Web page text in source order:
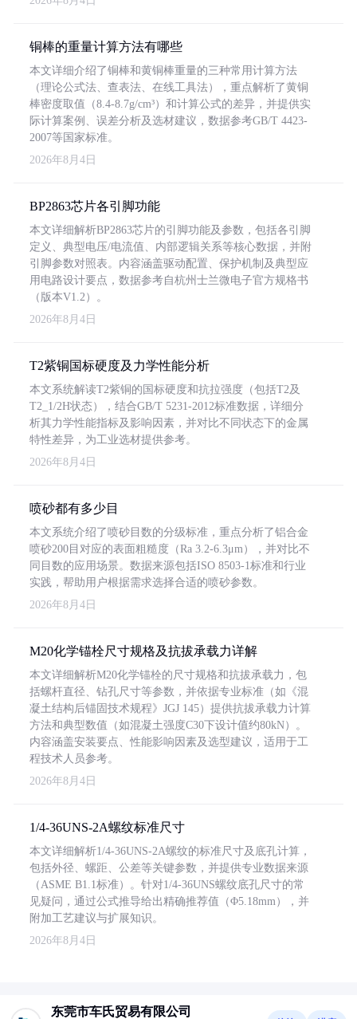
铜棒的重量计算方法有哪些
本文详细介绍了铜棒和黄铜棒重量的三种常用计算方法
（理论公式法、查表法、在线工具法），重点解析了黄铜
棒密度取值（8.4-8.7g/cm³）和计算公式的差异，并提供实
际计算案例、误差分析及选材建议，数据参考GB/T 4423-
2007等国家标准。
2026年8月4日
BP2863芯片各引脚功能
本文详细解析BP2863芯片的引脚功能及参数，包括各引脚
定义、典型电压/电流值、内部逻辑关系等核心数据，并附
引脚参数对照表。内容涵盖驱动配置、保护机制及典型应
用电路设计要点，数据参考自杭州士兰微电子官方规格书
（版本V1.2）。
2026年8月4日
T2紫铜国标硬度及力学性能分析
本文系统解读T2紫铜的国标硬度和抗拉强度（包括T2及
T2_1/2H状态），结合GB/T 5231-2012标准数据，详细分
析其力学性能指标及影响因素，并对比不同状态下的金属
特性差异，为工业选材提供参考。
2026年8月4日
喷砂都有多少目
本文系统介绍了喷砂目数的分级标准，重点分析了铝合金
喷砂200目对应的表面粗糙度（Ra 3.2-6.3μm），并对比不
同目数的应用场景。数据来源包括ISO 8503-1标准和行业
实践，帮助用户根据需求选择合适的喷砂参数。
2026年8月4日
M20化学锚栓尺寸规格及抗拔承载力详解
本文详细解析M20化学锚栓的尺寸规格和抗拔承载力，包
括螺杆直径、钻孔尺寸等参数，并依据专业标准（如《混
凝土结构后锚固技术规程》JGJ 145）提供抗拔承载力计算
方法和典型数值（如混凝土强度C30下设计值约80kN）。
内容涵盖安装要点、性能影响因素及选型建议，适用于工
程技术人员参考。
2026年8月4日
1/4-36UNS-2A螺纹标准尺寸
本文详细解析1/4-36UNS-2A螺纹的标准尺寸及底孔计算，
包括外径、螺距、公差等关键参数，并提供专业数据来源
（ASME B1.1标准）。针对1/4-36UNS螺纹底孔尺寸的常
见疑问，通过公式推导给出精确推荐值（Φ5.18mm），并
附加工艺建议与扩展知识。
2026年8月4日
东莞市车氏贸易有限公司